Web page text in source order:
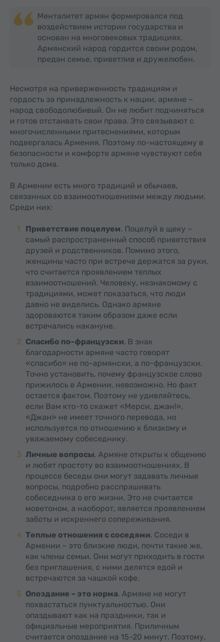
Менталитет армян формировался под
воздействием истории государства и
основан на многовековых традициях.
Армянский народ гордится своим родом,
предан семье, приветлив и дружелюбен.
Несмотря на приверженность традициям и
гордость за принадлежность к нации, армяне –
народ свободолюбивый. Он не любит подчиняться
и готов отстаивать свои права. Это связывают с
многочисленными притеснениями, которым
подвергалась Армения. Поэтому по-настоящему в
безопасности и комфорте армяне чувствуют себя
только дома.
В Армении есть много традиций и обычаев,
связанных со взаимоотношениями между людьми.
Среди них:
Приветствие поцелуем. Поцелуй в щеку –
самый распространенный способ приветствия
друзей и родственников. Помимо этого,
женщины часто при встрече держатся за руки,
что считается проявлением теплых
взаимоотношений. Человеку, незнакомому с
традициями, может показаться, что люди
давно не виделись. Однако армяне
здороваются таким образом даже если
встречались накануне.
Спасибо по-французски. В знак
благодарности армяне часто говорят
«спасибо» не по-армянски, а по-французски.
Точно установить, почему французское слово
прижилось в Армении, невозможно. Но факт
остается фактом. Поэтому не удивляйтесь,
если Вам кто-то скажет «Mерси, джан!».
«Джан» не имеет точного перевода, но
используется по отношению к близкому и
уважаемому собеседнику.
Личные вопросы. Армяне открыты к общению
и любят простоту во взаимоотношениях. В
процессе беседы они могут задавать личные
вопросы, подробно расспрашивать
собеседника о его жизни. Это не считается
моветоном, а наоборот, является проявлением
заботы и искреннего сопереживания.
Теплые отношения с соседями. Соседи в
Армении – это близкие люди, почти такие же,
как члены семьи. Они могут приходить в гости
без приглашения, с ними делятся едой и
встречаются за чашкой кофе.
Опоздание – это норма. Армяне не могут
похвастаться пунктуальностью. Они
опаздывают как на праздники, так и
официальные мероприятия. Приличным
считается опоздание на 15-20 минут. Поэтому,